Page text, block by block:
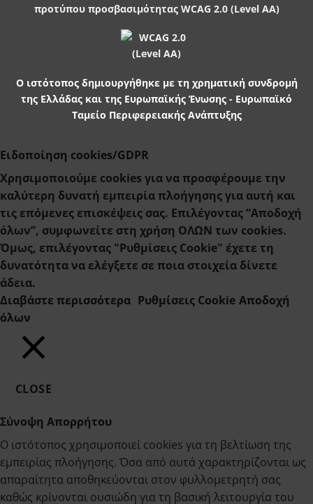
προτύπου προσβασιμότητας WCAG 2.0 (Level AA)
Ο ιστότοπος δημιουργήθηκε με τη χρηματική συνδρομή
της Ελλάδας και της Ευρωπαϊκής Ένωσης - Ευρωπαϊκό
Ταμείο Περιφερειακής Ανάπτυξης
Ειδοποίηση cookies/GDPR
Χρησιμοποιούμε cookies για να προσφέρουμε την
καλύτερη δυνατή εμπειρία πλοήγησης για αυτή και
τις επόμενες επισκέψεις σας. Επιλέγοντας “Αποδοχή
όλων”, συμφωνείτε στη χρήση ΟΛΩΝ των cookies.
Όμως, επιλέγοντας "Ρυθμίσεις Cookie" έχετε τη
δυνατότητα να ελέγξετε σε ποια στοιχεία δίνετε
άδεια.
Διαβάστε περισσότερα Ρυθμίσεις Cookie Αποδοχή
όλων
CLOSE
Σύνοψη Απορρήτου
Ο ιστότοπος χρησιμοποιεί cookies για τη βελτίωση της
εμπειρίας πλοήγησης. Όσα από αυτά χαρακτηρίζονται ως
απαραίτητα αποθηκεύονται στον φυλλομετρητή σας
καθώς κρίνονται ουσιώδη για τη βασική λειτουργία του